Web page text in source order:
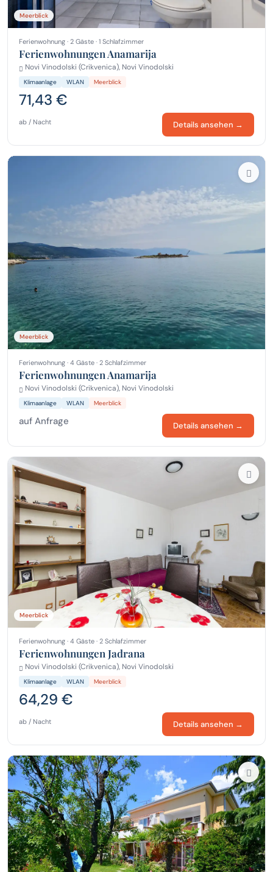
Meerblick
Ferienwohnung · 2 Gäste · 1 Schlafzimmer
Ferienwohnungen Anamarija
Novi Vinodolski (Crikvenica), Novi Vinodolski
Klimaanlage WLAN Meerblick
71,43 €
ab / Nacht Details ansehen →
Meerblick
Ferienwohnung · 4 Gäste · 2 Schlafzimmer
Ferienwohnungen Anamarija
Novi Vinodolski (Crikvenica), Novi Vinodolski
Klimaanlage WLAN Meerblick
auf Anfrage Details ansehen →
Meerblick
Ferienwohnung · 4 Gäste · 2 Schlafzimmer
Ferienwohnungen Jadrana
Novi Vinodolski (Crikvenica), Novi Vinodolski
Klimaanlage WLAN Meerblick
64,29 €
ab / Nacht Details ansehen →